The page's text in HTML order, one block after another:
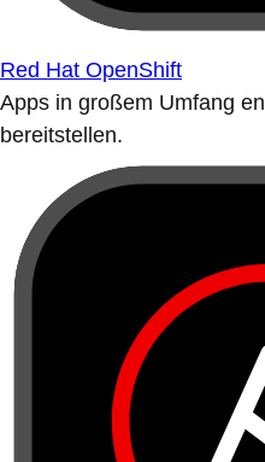
Red Hat OpenShift
Apps in großem Umfang
bereitstellen.